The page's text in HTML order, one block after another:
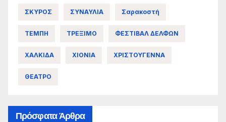
ΣΚΥΡΟΣ ΣΥΝΑΥΛΙΑ Σαρακοστή
ΤΕΜΠΗ ΤΡΕΞΙΜΟ ΦΕΣΤΙΒΑΛ ΔΕΛΦΩΝ
ΧΑΛΚΙΔΑ ΧΙΟΝΙΑ ΧΡΙΣΤΟΥΓΕΝΝΑ
ΘΕΑΤΡΟ
Πρόσφατα Άρθρα